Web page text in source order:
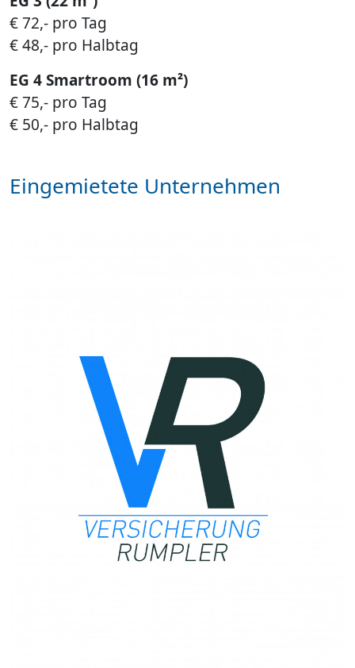
€ 72,- pro Tag
€ 48,- pro Halbtag
EG 4 Smartroom (16 m²)
€ 75,- pro Tag
€ 50,- pro Halbtag
Eingemietete Unternehmen